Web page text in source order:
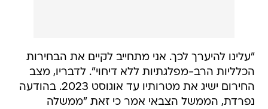
"עלינו להיערך לכך. אני מתחייב לקיים את הבחירות
הכלליות הרב-מפלגתיות ללא דיחוי". לדבריו, מצב
החירום ישיג את מטרותיו עד אוגוסט 2023. בהודעה
נפרדת, הממשל הצבאי אמר כי זאת "ממשלה